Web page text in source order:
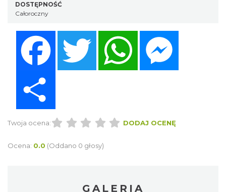
DOSTĘPNOŚĆ
Całoroczny
Twitter WhatsApp
Twoja ocena: DODAJ OCENĘ
Ocena: 0.0 (Oddano 0 głosy)
GALERIA